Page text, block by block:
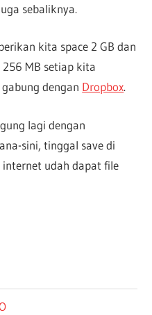
sebaliknya.
kita space 2 GB dan
MB setiap kita
dengan Dropbox.
lagi dengan
sini, tinggal save di
udah dapat file